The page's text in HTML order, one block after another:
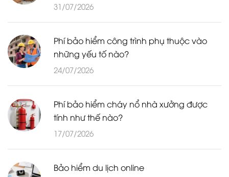
31/07/2026
Phí bảo hiểm công trình phụ thuộc vào
những yếu tố nào?
24/07/2026
Phí bảo hiểm cháy nổ nhà xưởng được
tính như thế nào?
17/07/2026
Bảo hiểm du lịch online